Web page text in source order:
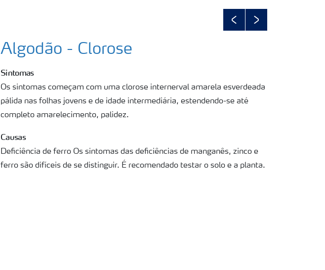
PreviousNext
Algodão - Clorose
Sintomas
Os sintomas começam com uma clorose internerval amarela esverdeada
pálida nas folhas jovens e de idade intermediária, estendendo-se até
completo amarelecimento, palidez.
Causas
Deficiência de ferro Os sintomas das deficiências de manganês, zinco e
ferro são difíceis de se distinguir. É recomendado testar o solo e a planta.